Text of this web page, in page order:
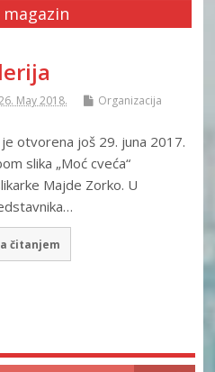
May 2018.
Organizacija
otvorena još 29. juna 2017.
slika „Moć cveća“
Majde Zorko. U
čitanjem